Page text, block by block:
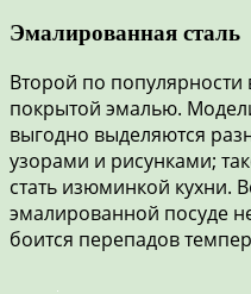
Эмалированная сталь
Второй по популярности
покрытой эмалью.
выгодно выделяются
узорами и рисунками;
стать изюминкой кухни.
эмалированной посуде
боится перепадов